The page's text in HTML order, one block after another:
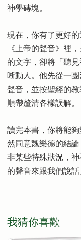
神學磚塊。
現在，你有了更好
《上帝的聲音》裡
的文字，卻將「聽
晰動人。他先從一
聲音，並按聖經的
順帶釐清各樣誤解。
讀完本書，你將能
然同意魏樂德的結
非某些特殊狀況，
的聲音來跟我們說
我猜你喜歡